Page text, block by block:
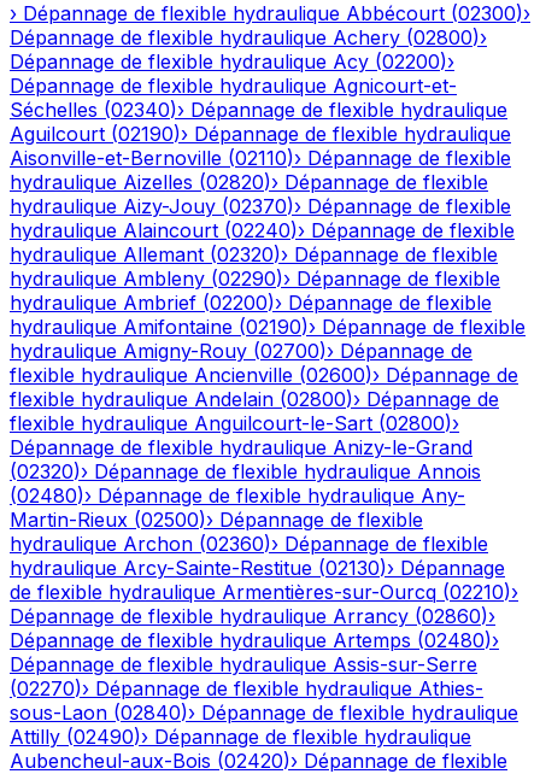
› Dépannage de flexible hydraulique Abbécourt (02300)›
Dépannage de flexible hydraulique Achery (02800)›
Dépannage de flexible hydraulique Acy (02200)›
Dépannage de flexible hydraulique Agnicourt-et-
Séchelles (02340)› Dépannage de flexible hydraulique
Aguilcourt (02190)› Dépannage de flexible hydraulique
Aisonville-et-Bernoville (02110)› Dépannage de flexible
hydraulique Aizelles (02820)› Dépannage de flexible
hydraulique Aizy-Jouy (02370)› Dépannage de flexible
hydraulique Alaincourt (02240)› Dépannage de flexible
hydraulique Allemant (02320)› Dépannage de flexible
hydraulique Ambleny (02290)› Dépannage de flexible
hydraulique Ambrief (02200)› Dépannage de flexible
hydraulique Amifontaine (02190)› Dépannage de flexible
hydraulique Amigny-Rouy (02700)› Dépannage de
flexible hydraulique Ancienville (02600)› Dépannage de
flexible hydraulique Andelain (02800)› Dépannage de
flexible hydraulique Anguilcourt-le-Sart (02800)›
Dépannage de flexible hydraulique Anizy-le-Grand
(02320)› Dépannage de flexible hydraulique Annois
(02480)› Dépannage de flexible hydraulique Any-
Martin-Rieux (02500)› Dépannage de flexible
hydraulique Archon (02360)› Dépannage de flexible
hydraulique Arcy-Sainte-Restitue (02130)› Dépannage
de flexible hydraulique Armentières-sur-Ourcq (02210)›
Dépannage de flexible hydraulique Arrancy (02860)›
Dépannage de flexible hydraulique Artemps (02480)›
Dépannage de flexible hydraulique Assis-sur-Serre
(02270)› Dépannage de flexible hydraulique Athies-
sous-Laon (02840)› Dépannage de flexible hydraulique
Attilly (02490)› Dépannage de flexible hydraulique
Aubencheul-aux-Bois (02420)› Dépannage de flexible